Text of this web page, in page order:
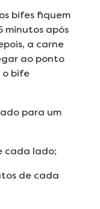
bifes fiquem
minutos após
a carne
ao ponto
o bife
para um
cada lado;
de cada